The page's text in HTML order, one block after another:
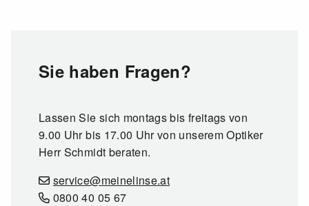
Sie haben Fragen?
Lassen Sie sich montags bis freitags von
9.00 Uhr bis 17.00 Uhr von unserem Optiker
Herr Schmidt beraten.
service@meinelinse.at
0800 40 05 67